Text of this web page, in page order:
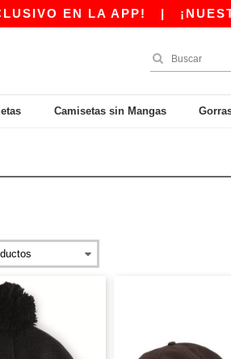
LA APP!|¡NUESTRA APP
Camisetas sin Mangas